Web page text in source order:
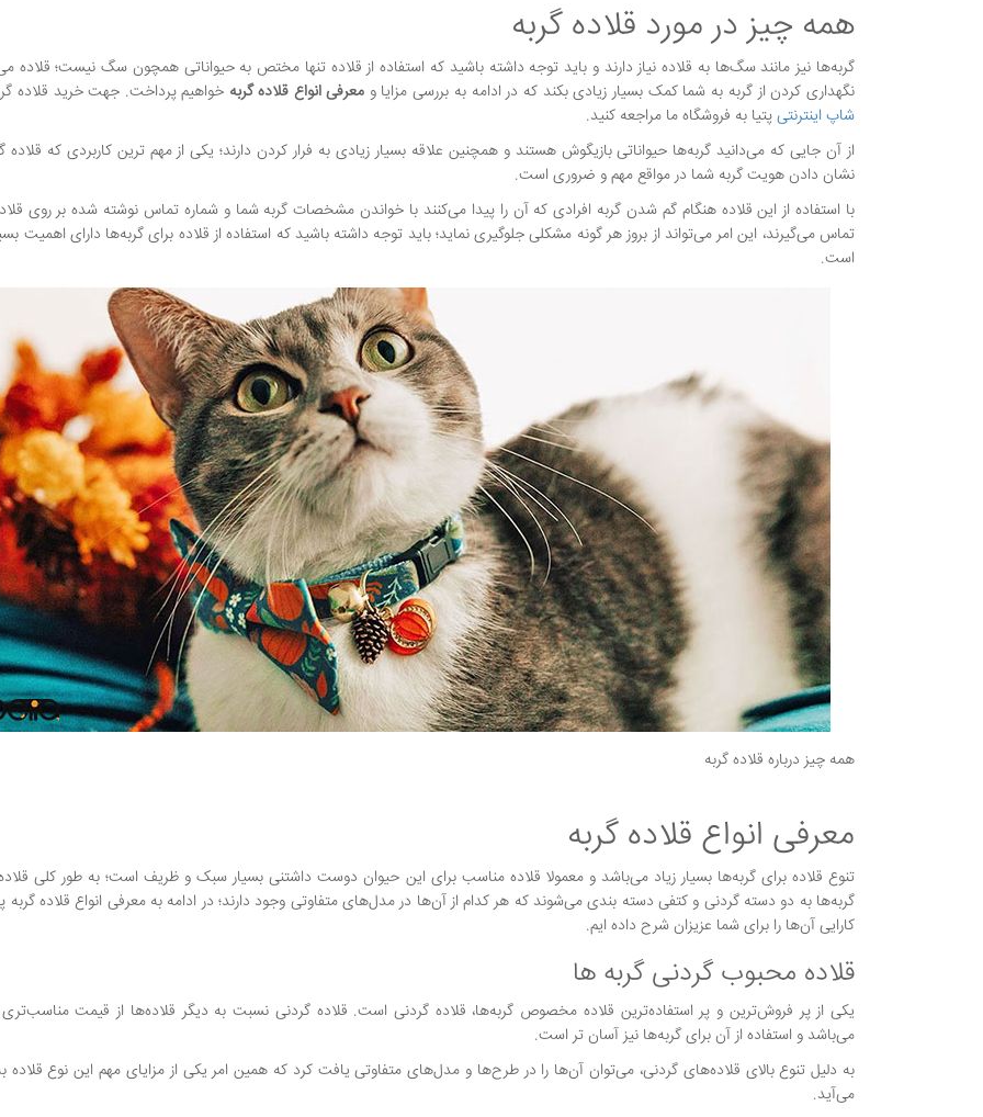
همه چیز در مورد قلاده گربه
گربه‌ها نیز مانند سگ‌ها به قلاده نیاز دارند و باید توجه داشته باشید که استفاده از قلاده تنها مختص به حیواناتی همچون سگ نیست؛ قلاده
نگهداری کردن از گربه به شما کمک بسیار زیادی بکند که در ادامه به بررسی مزایا و معرفی انواع قلاده گربه خواهیم پرداخت. جهت خرید قلاده
شاپ اینترنتیپتیا به فروشگاه ما مراجعه کنید.
از آن جایی که می‌دانید گربه‌ها حیواناتی بازیگوش هستند و همچنین علاقه بسیار زیادی به فرار کردن دارند؛ یکی از مهم ترین کاربردی که قلاده
نشان دادن هویت گربه شما در مواقع مهم و ضروری است.
با استفاده از این قلاده هنگام گم شدن گربه افرادی که آن را پیدا می‌کنند با خواندن مشخصات گربه شما و شماره تماس نوشته شده بر روی
تماس می‌گیرند، این امر می‌تواند از بروز هر گونه مشکلی جلوگیری نماید؛ باید توجه داشته باشید که استفاده از قلاده برای گربه‌ها دارای اهمیت
است.
همه چیز درباره قلاده گربه
معرفی انواع قلاده گربه
تنوع قلاده برای گربه‌ها بسیار زیاد می‌باشد و معمولا قلاده مناسب برای این حیوان دوست داشتنی بسیار سبک و ظریف است؛ به طور کلی
گربه‌ها به دو دسته گردنی و کتفی دسته بندی می‌شوند که هر کدام از آن‌ها در مدل‌های متفاوتی وجود دارند؛ در ادامه به معرفی انواع قلاده گربه
کارایی آن‌ها را برای شما عزیزان شرح داده ایم.
قلاده محبوب گردنی گربه ها
یکی از پر فروش‌ترین و پر استفاده‌ترین قلاده مخصوص گربه‌ها، قلاده گردنی است. قلاده گردنی نسبت به دیگر قلاده‌ها از قیمت مناسب‌تری
می‌باشد و استفاده از آن برای گربه‌ها نیز آسان تر است.
به دلیل تنوع بالای قلاده‌های گردنی، می‌توان آن‌ها را در طرح‌ها و مدل‌های متفاوتی یافت کرد که همین امر یکی از مزایای مهم این نوع
می‌آید.